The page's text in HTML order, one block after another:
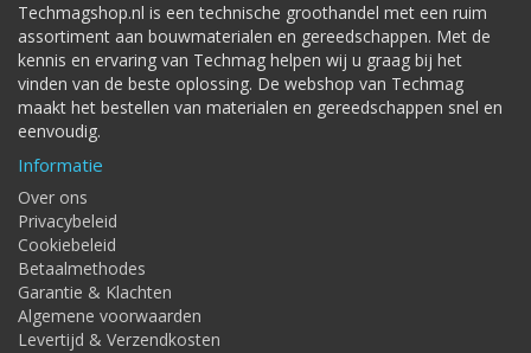
Techmagshop.nl is een technische groothandel met een ruim
assortiment aan bouwmaterialen en gereedschappen. Met de
kennis en ervaring van Techmag helpen wij u graag bij het
vinden van de beste oplossing. De webshop van Techmag
maakt het bestellen van materialen en gereedschappen snel en
eenvoudig.
Informatie
Over ons
Privacybeleid
Cookiebeleid
Betaalmethodes
Garantie & Klachten
Algemene voorwaarden
Levertijd & Verzendkosten